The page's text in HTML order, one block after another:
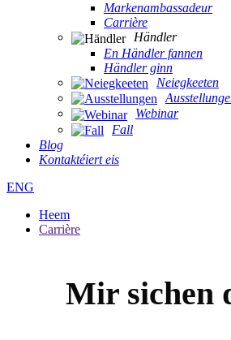
Markenambassadeur
Carrière
Händler
En Händler fannen
Händler ginn
Neiegkeeten
Webinar
Fall
Blog
Kontaktéiert eis
ENG
Heem
Carrière
Mir sichen